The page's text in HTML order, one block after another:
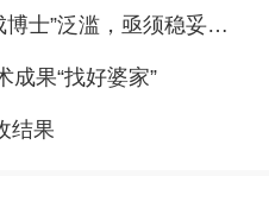
施出口暂定税率。为
纯铝出口关税。
对部分税则税目、注释
门槛低、时间短！“速成博士”泛滥，亟须稳妥应对
成果“找好婆家”
结果